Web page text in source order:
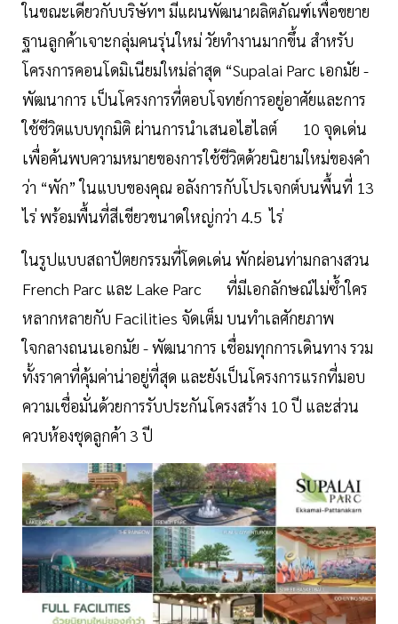
ในขณะเดียวกับบริษัทฯ มีแผนพัฒนาผลิตภัณฑ์เพื่อขยาย
ฐานลูกค้าเจาะกลุ่มคนรุ่นใหม่ วัยทำงานมากขึ้น สำหรับ
โครงการคอนโดมิเนียมใหม่ล่าสุด “Supalai Parc เอกมัย -
พัฒนาการ เป็นโครงการที่ตอบโจทย์การอยู่อาศัยและการ
ใช้ชีวิตแบบทุกมิติ ผ่านการนำเสนอไฮไลต์ 10 จุดเด่น
เพื่อค้นพบความหมายของการใช้ชีวิตด้วยนิยามใหม่ของคำ
ว่า “พัก” ในแบบของคุณ อลังการกับโปรเจกต์บนพื้นที่ 13
ไร่ พร้อมพื้นที่สีเขียวขนาดใหญ่กว่า 4.5 ไร่
ในรูปแบบสถาปัตยกรรมที่โดดเด่น พักผ่อนท่ามกลางสวน
French Parc และ Lake Parc ที่มีเอกลักษณ์ไม่ซ้ำใคร
หลากหลายกับ Facilities จัดเต็ม บนทำเลศักยภาพ
ใจกลางถนนเอกมัย - พัฒนาการ เชื่อมทุกการเดินทาง รวม
ทั้งราคาที่คุ้มค่าน่าอยู่ที่สุด และยังเป็นโครงการแรกที่มอบ
ความเชื่อมั่นด้วยการรับประกันโครงสร้าง 10 ปี และส่วน
ควบห้องชุดลูกค้า 3 ปี